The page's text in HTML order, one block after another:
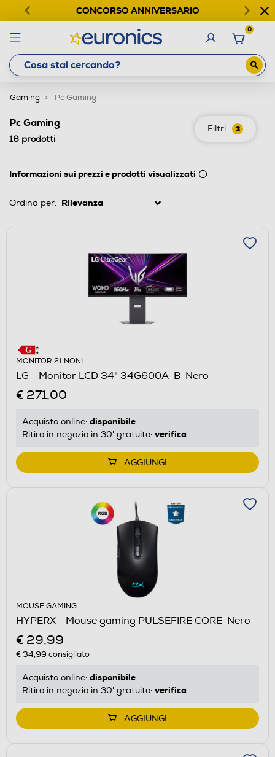
CONCORSO ANNIVERSARIO
0
Gaming Pc Gaming
Filtri 3
Pc Gaming
16 prodotti
Informazioni sui prezzi e prodotti visualizzati
Ordina per:
MONITOR 21 NONI
LG - Monitor LCD 34" 34G600A-B-Nero
€ 271,00
Acquisto online: disponibile
Ritiro in negozio in 30' gratuito: verifica
AGGIUNGI
MOUSE GAMING
HYPERX - Mouse gaming PULSEFIRE CORE-Nero
€ 29,99
€ 34,99 consigliato
Acquisto online: disponibile
Ritiro in negozio in 30' gratuito: verifica
AGGIUNGI